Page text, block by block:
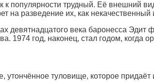
к популярности трудный. Её внешний
на разведение их, как
девятнадцатого века баронесса
1974 год, наконец, стал годом, когда
туловище, которое придаёт